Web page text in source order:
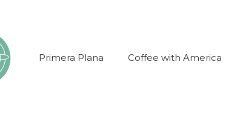
Primera Plana Coffee with America